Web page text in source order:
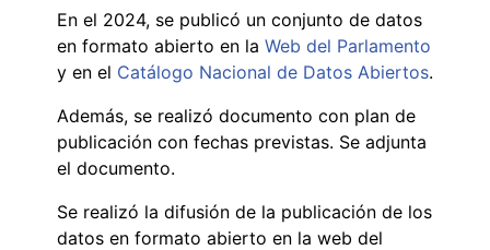
En el 2024, se publicó un conjunto de datos
en formato abierto en la Web del Parlamento
y en el Catálogo Nacional de Datos Abiertos.
Además, se realizó documento con plan de
publicación con fechas previstas. Se adjunta
el documento.
Se realizó la difusión de la publicación de los
datos en formato abierto en la web del